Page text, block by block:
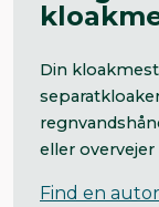
Din
eller
Find en